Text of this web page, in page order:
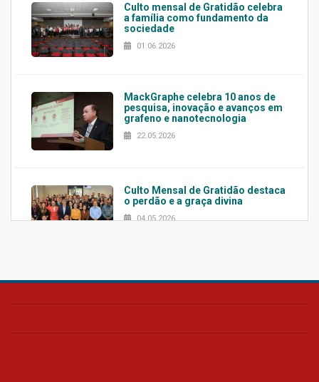
Culto mensal de Gratidão celebra
a família como fundamento da
sociedade
01.06.2026
MackGraphe celebra 10 anos de
pesquisa, inovação e avanços em
grafeno e nanotecnologia
22.05.2026
Culto Mensal de Gratidão destaca
o perdão e a graça divina
04.05.2026
Confira como foi o culto mensal